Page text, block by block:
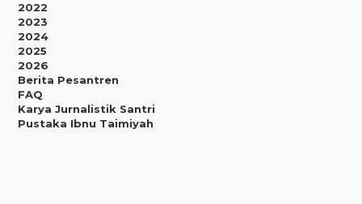
2022
2023
2024
2025
2026
Berita Pesantren
FAQ
Karya Jurnalistik Santri
Pustaka Ibnu Taimiyah